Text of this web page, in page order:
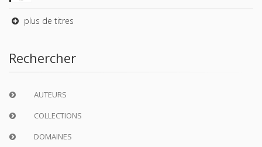
plus de titres
Rechercher
AUTEURS
COLLECTIONS
DOMAINES